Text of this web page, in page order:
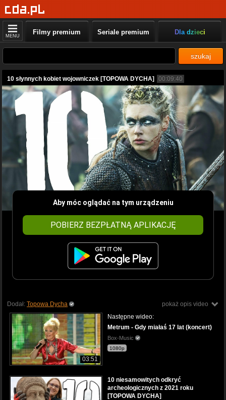
MENU Filmy premium Seriale premium Dla dzieci
szukaj
10 słynnych kobiet wojowniczek [TOPOWA DYCHA] 00:09:40
Aby móc oglądać na tym urządzeniu
POBIERZ BEZPŁATNĄ APLIKACJĘ
pokaż opis video
Dodał: Topowa Dycha
03:51
Następne wideo:
Metrum - Gdy miałaś 17 lat (koncert)
Box-Music
1080p
10 niesamowitych odkryć
archeologicznych z 2021 roku
[TOPOWA DYCHA]